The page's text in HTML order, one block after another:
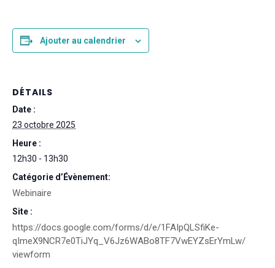
Ajouter au calendrier
DÉTAILS
Date :
23 octobre 2025
Heure :
12h30 - 13h30
Catégorie d’Évènement:
Webinaire
Site :
https://docs.google.com/forms/d/e/1FAIpQLSfiKe-
qImeX9NCR7e0TiJYq_V6Jz6WABo8TF7VwEYZsErYmLw/
viewform